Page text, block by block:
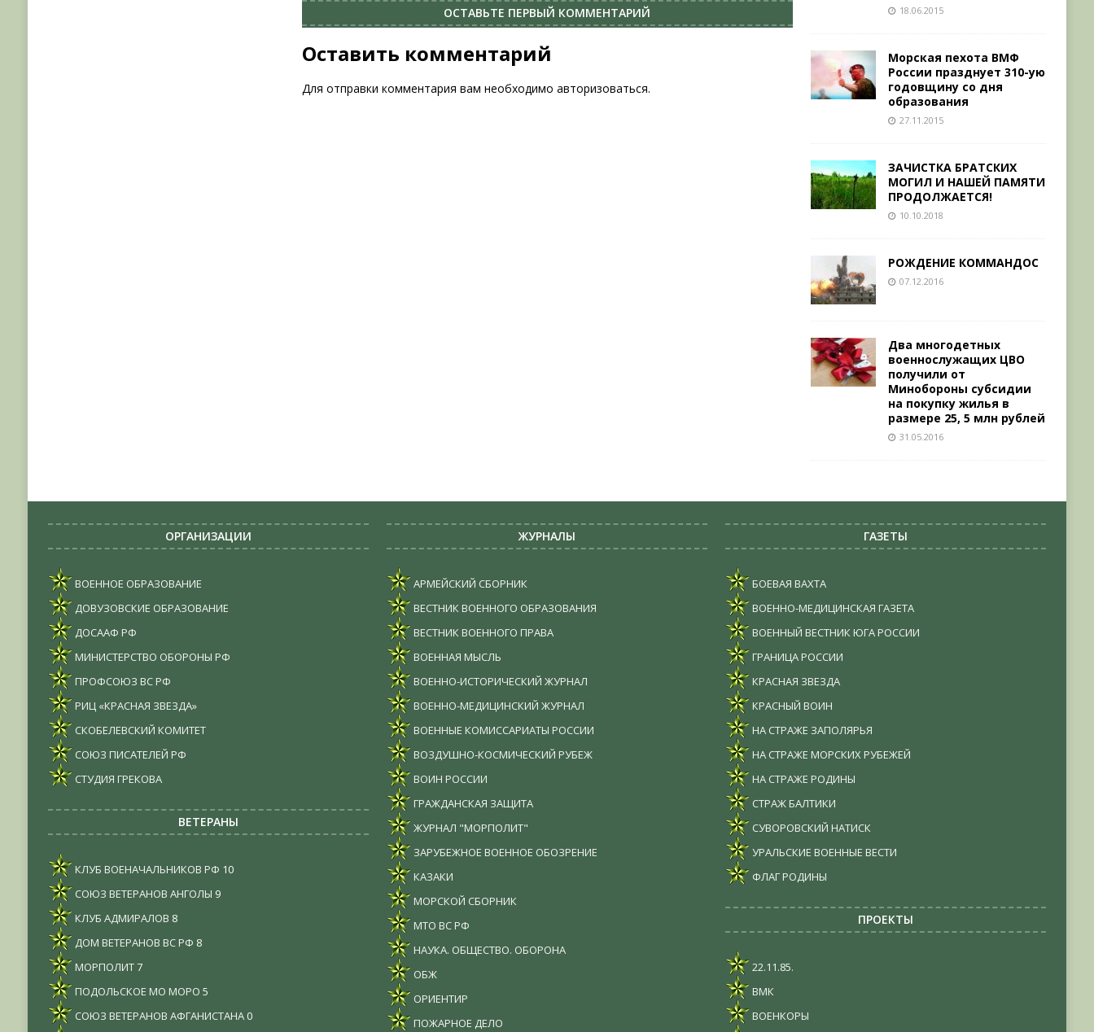
ОСТАВЬТЕ ПЕРВЫЙ КОММЕНТАРИЙ
Оставить комментарий
Для отправки комментария вам необходимоавторизоваться.
18.06.2015
Морская пехота ВМФ
России празднует 310-ую
годовщину со дня
образования
27.11.2015
ЗАЧИСТКА БРАТСКИХ
МОГИЛ И НАШЕЙ ПАМЯТИ
ПРОДОЛЖАЕТСЯ!
10.10.2018
РОЖДЕНИЕ КОММАНДОС
07.12.2016
Два многодетных
военнослужащих ЦВО
получили от
Минобороны субсидии
на покупку жилья в
размере 25, 5 млн рублей
31.05.2016
ОРГАНИЗАЦИИ
ВОЕННОЕ ОБРАЗОВАНИЕ
ДОВУЗОВСКИЕ ОБРАЗОВАНИЕ
ДОСААФ РФ
МИНИСТЕРСТВО ОБОРОНЫ РФ
ПРОФСОЮЗ ВС РФ
РИЦ «КРАСНАЯ ЗВЕЗДА»
СКОБЕЛЕВСКИЙ КОМИТЕТ
СОЮЗ ПИСАТЕЛЕЙ РФ
СТУДИЯ ГРЕКОВА
ВЕТЕРАНЫ
КЛУБ ВОЕНАЧАЛЬНИКОВ РФ 10
СОЮЗ ВЕТЕРАНОВ АНГОЛЫ 9
КЛУБ АДМИРАЛОВ 8
ДОМ ВЕТЕРАНОВ ВС РФ 8
МОРПОЛИТ7
ПОДОЛЬСКОЕ МО МОРО 5
СОЮЗ ВЕТЕРАНОВ АФГАНИСТАНА0
ЖУРНАЛЫ
АРМЕЙСКИЙ СБОРНИК
ВЕСТНИК ВОЕННОГО ОБРАЗОВАНИЯ
ВЕСТНИК ВОЕННОГО ПРАВА
ВОЕННАЯ МЫСЛЬ
ВОЕННО-ИСТОРИЧЕСКИЙ ЖУРНАЛ
ВОЕННО-МЕДИЦИНСКИЙ ЖУРНАЛ
ВОЕННЫЕ КОМИССАРИАТЫ РОССИИ
ВОЗДУШНО-КОСМИЧЕСКИЙ РУБЕЖ
ВОИН РОССИИ
ГРАЖДАНСКАЯ ЗАЩИТА
ЖУРНАЛ "МОРПОЛИТ"
ЗАРУБЕЖНОЕ ВОЕННОЕ ОБОЗРЕНИЕ
КАЗАКИ
МОРСКОЙ СБОРНИК
МТО ВС РФ
НАУКА. ОБЩЕСТВО. ОБОРОНА
ОБЖ
ОРИЕНТИР
ПОЖАРНОЕ ДЕЛО
ГАЗЕТЫ
БОЕВАЯ ВАХТА
ВОЕННО-МЕДИЦИНСКАЯ ГАЗЕТА
ВОЕННЫЙ ВЕСТНИК ЮГА РОССИИ
ГРАНИЦА РОССИИ
КРАСНАЯ ЗВЕЗДА
КРАСНЫЙ ВОИН
НА СТРАЖЕ ЗАПОЛЯРЬЯ
НА СТРАЖЕ МОРСКИХ РУБЕЖЕЙ
НА СТРАЖЕ РОДИНЫ
СТРАЖ БАЛТИКИ
СУВОРОВСКИЙ НАТИСК
УРАЛЬСКИЕ ВОЕННЫЕ ВЕСТИ
ФЛАГ РОДИНЫ
ПРОЕКТЫ
22.11.85.
ВМК
ВОЕНКОРЫ